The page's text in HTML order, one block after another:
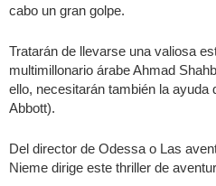
cabo un gran golpe.
Tratarán de llevarse una valiosa
multimillonario árabe Ahmad
ello, necesitarán también la
Abbott).
Del director de Odessa o Las
Nieme dirige este thriller de